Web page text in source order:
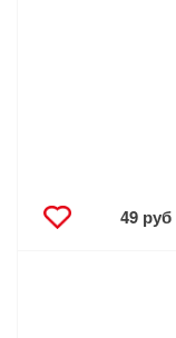
49 руб